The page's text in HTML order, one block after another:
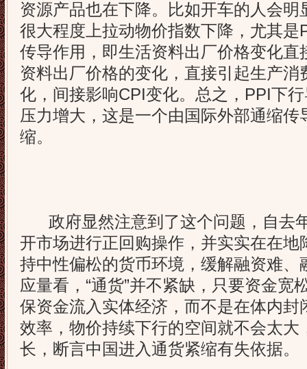
资源产品也在下降。比如开车的人会
很大程度上拉动物价指数下降，尤其
传导作用，即生活资料出厂价格变化直
资料出厂价格的变化，直接引起生产
化，间接影响CPI变化。总之，PPI下
压力增大，这是一个由国际外部通缩
缩。
政府显然注意到了这个问题，自去
开市场进行正回购操作，并实实在在
持中性偏松的货币环境，缓解融资难、
应量看，“通货”并不紧缺，只要资金宽
保资金流入实体经济，而不是在体内封
效率，物价持续下行的空间就不会太大
长，断言中国进入通货紧缩有失依据。